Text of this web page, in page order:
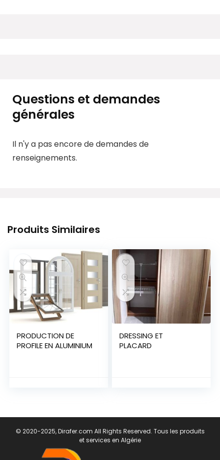
Questions et demandes
générales
Il n'y a pas encore de demandes de
renseignements.
Produits Similaires
PRODUCTION DE
PROFILE EN ALUMINIUM
DRESSING ET
PLACARD
© 2020-2025, Dirafer.com All Rights Reserved. Tous les produits
et services en Algérie